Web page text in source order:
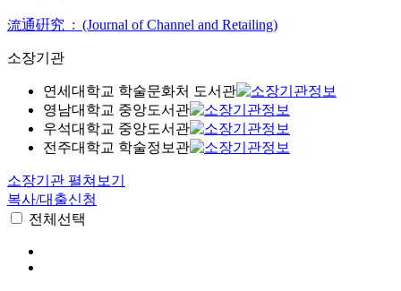
流通硏究 : (Journal of Channel and Retailing)
소장기관
연세대학교 학술문화처 도서관
영남대학교 중앙도서관
우석대학교 중앙도서관
전주대학교 학술정보관
소장기관 펼쳐보기
복사/대출신청
전체선택